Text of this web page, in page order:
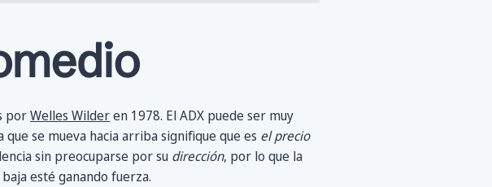
porWelles Wilderen 1978. El ADX puede ser muy
se mueva hacia arriba signifique que es el precio
sin preocuparse por su dirección, por lo que la
esté ganando fuerza.